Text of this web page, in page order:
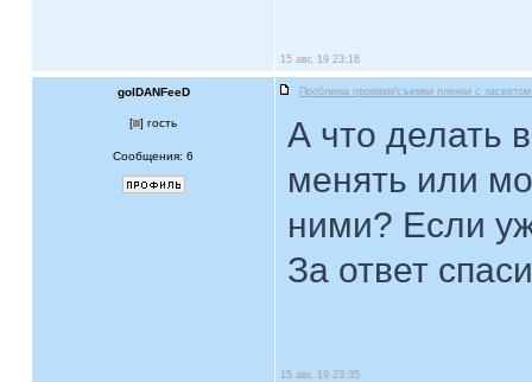
15 авг, 19 23:16
golDANFeeD Проблема проявки/съемки пленки с
[ ] гость
Сообщения: 6
А что делать
менять или
ними? Если
За ответ
15 авг, 19 23:35